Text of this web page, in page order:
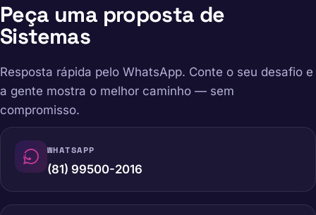
Peça uma proposta de
Sistemas
Resposta rápida pelo WhatsApp. Conte o seu desafio e
a gente mostra o melhor caminho — sem
compromisso.
WHATSAPP
(81) 99500-2016